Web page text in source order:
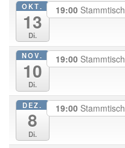
OKT.
13
Di.
19:00 Stammtisch
NOV.
10
Di.
19:00 Stammtisch
DEZ.
8
Di.
19:00 Stammtisch